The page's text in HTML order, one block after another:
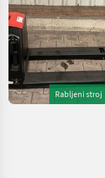
Rabljeni stroj